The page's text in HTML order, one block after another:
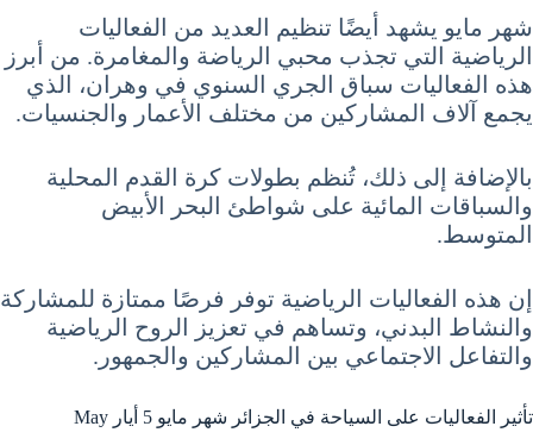
شهر مايو يشهد أيضًا تنظيم العديد من الفعاليات
الرياضية التي تجذب محبي الرياضة والمغامرة. من أبرز
هذه الفعاليات سباق الجري السنوي في وهران، الذي
يجمع آلاف المشاركين من مختلف الأعمار والجنسيات.
بالإضافة إلى ذلك، تُنظم بطولات كرة القدم المحلية
والسباقات المائية على شواطئ البحر الأبيض
المتوسط.
إن هذه الفعاليات الرياضية توفر فرصًا ممتازة للمشاركة
والنشاط البدني، وتساهم في تعزيز الروح الرياضية
والتفاعل الاجتماعي بين المشاركين والجمهور.
تأثير الفعاليات على السياحة في الجزائر شهر مايو 5 أيار May